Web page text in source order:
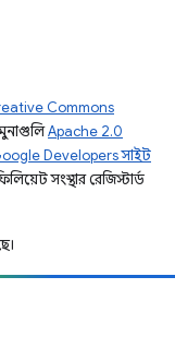
Commons
Apache 2.0
Developers সাইট
সংস্থার রেজিস্টার্ড